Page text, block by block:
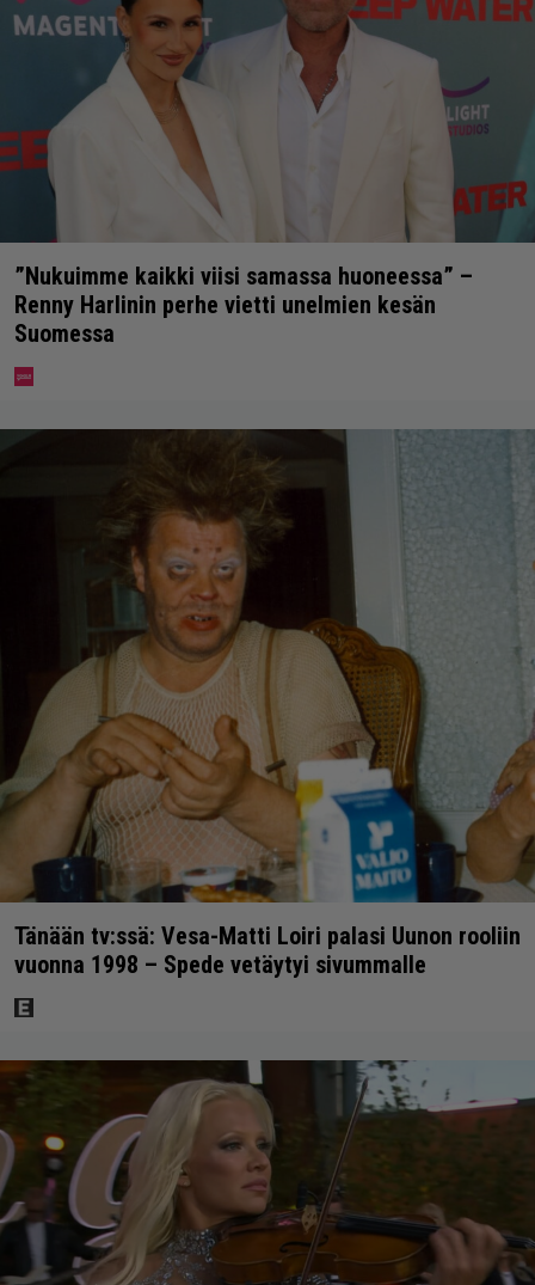
”Nukuimme kaikki viisi samassa huoneessa” –
Renny Harlinin perhe vietti unelmien kesän
Suomessa
Tänään tv:ssä: Vesa-Matti Loiri palasi Uunon rooliin
vuonna 1998 – Spede vetäytyi sivummalle